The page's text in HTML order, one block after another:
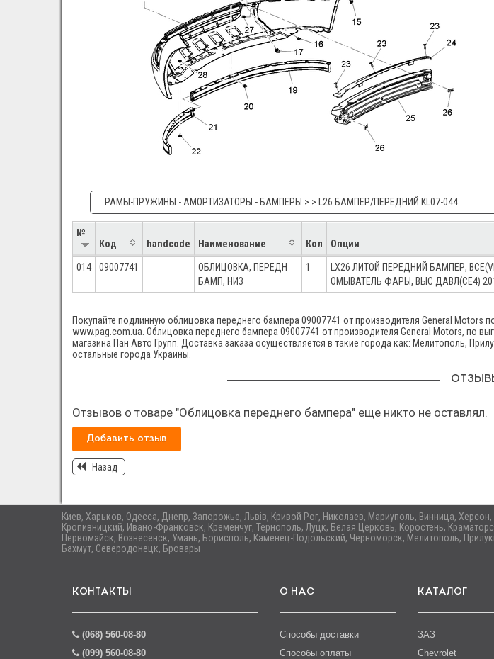
РАМЫ-ПРУЖИНЫ - АМОРТИЗАТОРЫ - БАМПЕРЫ > > L26 БАМПЕР/ПЕРЕДНИЙ KL07-044
№
Код
handcode Наименование Кол Опции
014 09007741
ОБЛИЦОВКА, ПЕРЕДН
БАМП, НИЗ
1
LX26 ЛИТОЙ ПЕРЕДНИЙ БАМПЕР,
ОМЫВАТЕЛЬ ФАРЫ, ВЫС ДАВЛ(CE4)
Покупайте подлинную облицовка переднего бампера 09007741 от производителя General Motors
www.pag.com.ua. Облицовка переднего бампера 09007741 от производителя General Motors, по
магазина Пан Авто Групп. Доставка заказа осуществляется в такие города как: Мелитополь,
остальные города Украины.
Отзывов о товаре "Облицовка переднего бампера" еще никто не оставлял.
Добавить отзыв
Назад
Киев, Харьков, Одесса, Днепр, Запорожье, Львів, Кривой Рог, Николаев, Мариуполь, Винница,
Кропивницкий, Ивано-Франковск, Кременчуг, Тернополь, Луцк, Белая Церковь, Коростень,
Первомайск, Вознесенск, Умань, Борисполь, Каменец-Подольский, Черноморск, Мелитополь,
Бахмут, Северодонецк, Бровары
КОНТАКТЫ
(068) 560-08-80
(099) 560-08-80
О НАС
Способы доставки
Способы оплаты
КАТАЛОГ
ЗАЗ
Chevrolet